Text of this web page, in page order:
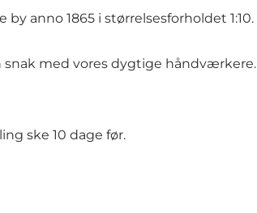
anno 1865 i størrelsesforholdet 1:10.
snak med vores dygtige håndværkere.
ske 10 dage før.